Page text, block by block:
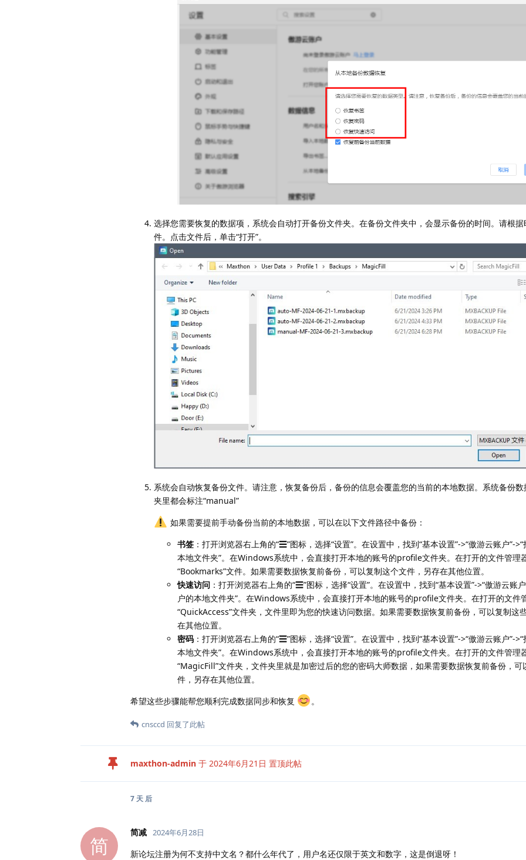
选择您需要恢复的数据项，系统会自动打开备份文件夹。在备份文件夹中，会显示备份的时间。请根据
件。点击文件后，单击“打开”。
系统会自动恢复备份文件。请注意，恢复备份后，备份的信息会覆盖您的当前的本地数据。系统备份
夹里都会标注“manual”
如果需要提前手动备份当前的本地数据，可以在以下文件路径中备份：
书签 ：打开浏览器右上角的“☰”图标，选择“设置”。在设置中，找到“基本设置”->“傲游云账户”-
本地文件夹”。在Windows系统中，会直接打开本地的账号的profile文件夹。在打开的文件管理
“Bookmarks”文件。如果需要数据恢复前备份，可以复制这个文件，另存在其他位置。
快速访问 ：打开浏览器右上角的“☰”图标，选择“设置”。在设置中，找到“基本设置”->“傲游云账
户的本地文件夹”。在Windows系统中，会直接打开本地的账号的profile文件夹。在打开的文件
“QuickAccess”文件夹，文件里即为您的快速访问数据。如果需要数据恢复前备份，可以复制这
在其他位置。
密码 ：打开浏览器右上角的“☰”图标，选择“设置”。在设置中，找到“基本设置”->“傲游云账户”-
本地文件夹”。在Windows系统中，会直接打开本地的账号的profile文件夹。在打开的文件管理
“MagicFill”文件夹，文件夹里就是加密过后的您的密码大师数据，如果需要数据恢复前备份，可
件，另存在其他位置。
希望这些步骤能帮您顺利完成数据同步和恢复
。
cnsccd 回复了此帖
maxthon-admin 于 2024年6月21日 置顶此帖
7 天 后
简
简减 2024年6月28日
新论坛注册为何不支持中文名？都什么年代了，用户名还仅限于英文和数字，这是倒退呀！